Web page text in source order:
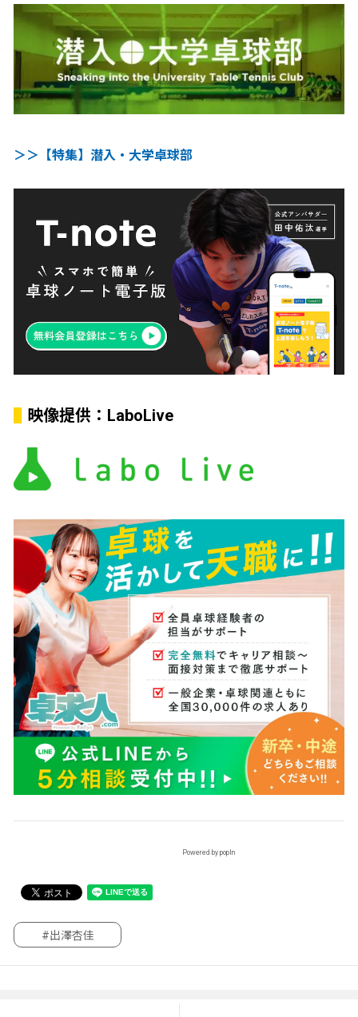
＞＞【特集】潜入・大学卓球部
映像提供：LaboLive
Powered by popIn
#出澤杏佳